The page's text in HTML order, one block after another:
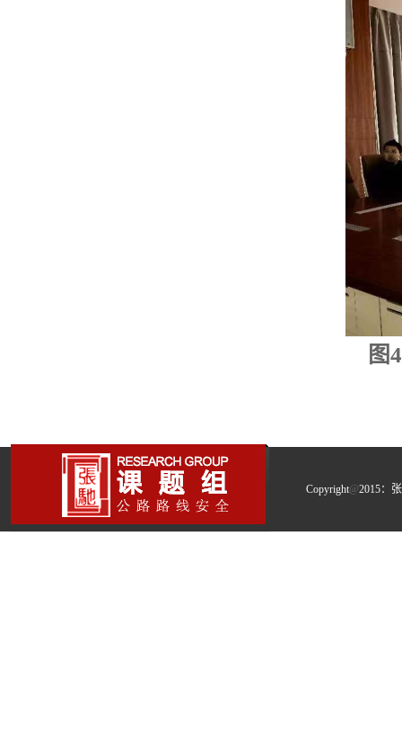
图
Copyright@2015：